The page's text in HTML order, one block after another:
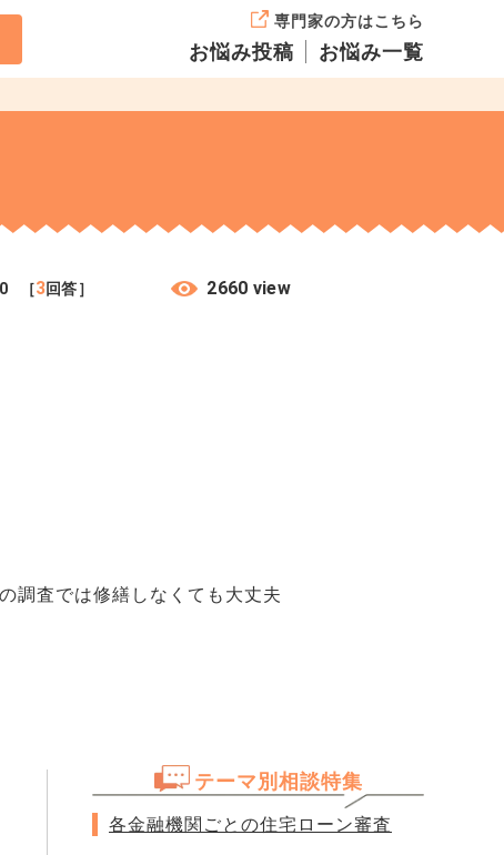
専門家の方はこちら
お悩み投稿 お悩み一覧
［3回答］ 2660 view
調査では修繕しなくても大丈夫
テーマ別相談特集
各金融機関ごとの住宅ローン審査